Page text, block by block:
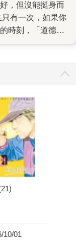
，但沒能挺身而
時刻，「道德雄
太少」、「理想
的行業遊走在灰
員工等，靠著對
順遂、手上握有
薪工作。這些聰
水，卻不關心人
疾病之苦；
沒有抱負的理想
果我什麼都不
10/01